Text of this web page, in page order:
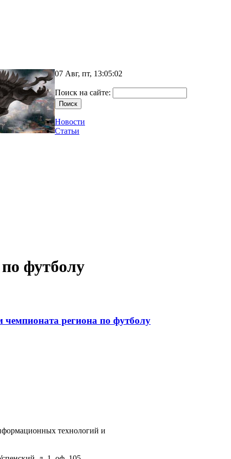
07 Авг, пт, 13:05:02
Поиск на сайте:
Новости
Статьи
футболу
региона по футболу
технологий и